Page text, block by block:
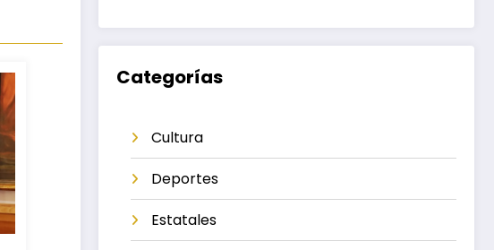
Categorías
Cultura
Deportes
Estatales